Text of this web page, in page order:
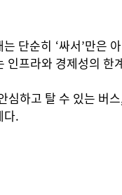
단순히 ‘싸서’만은
프라와 경제성의 한
하고 탈 수 있는 버
다.